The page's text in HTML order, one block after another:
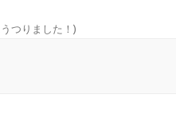
つりました！ )